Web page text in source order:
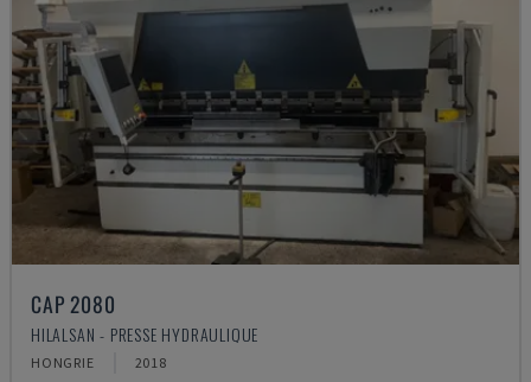
CAP 2080
HILALSAN - PRESSE HYDRAULIQUE
HONGRIE 2018